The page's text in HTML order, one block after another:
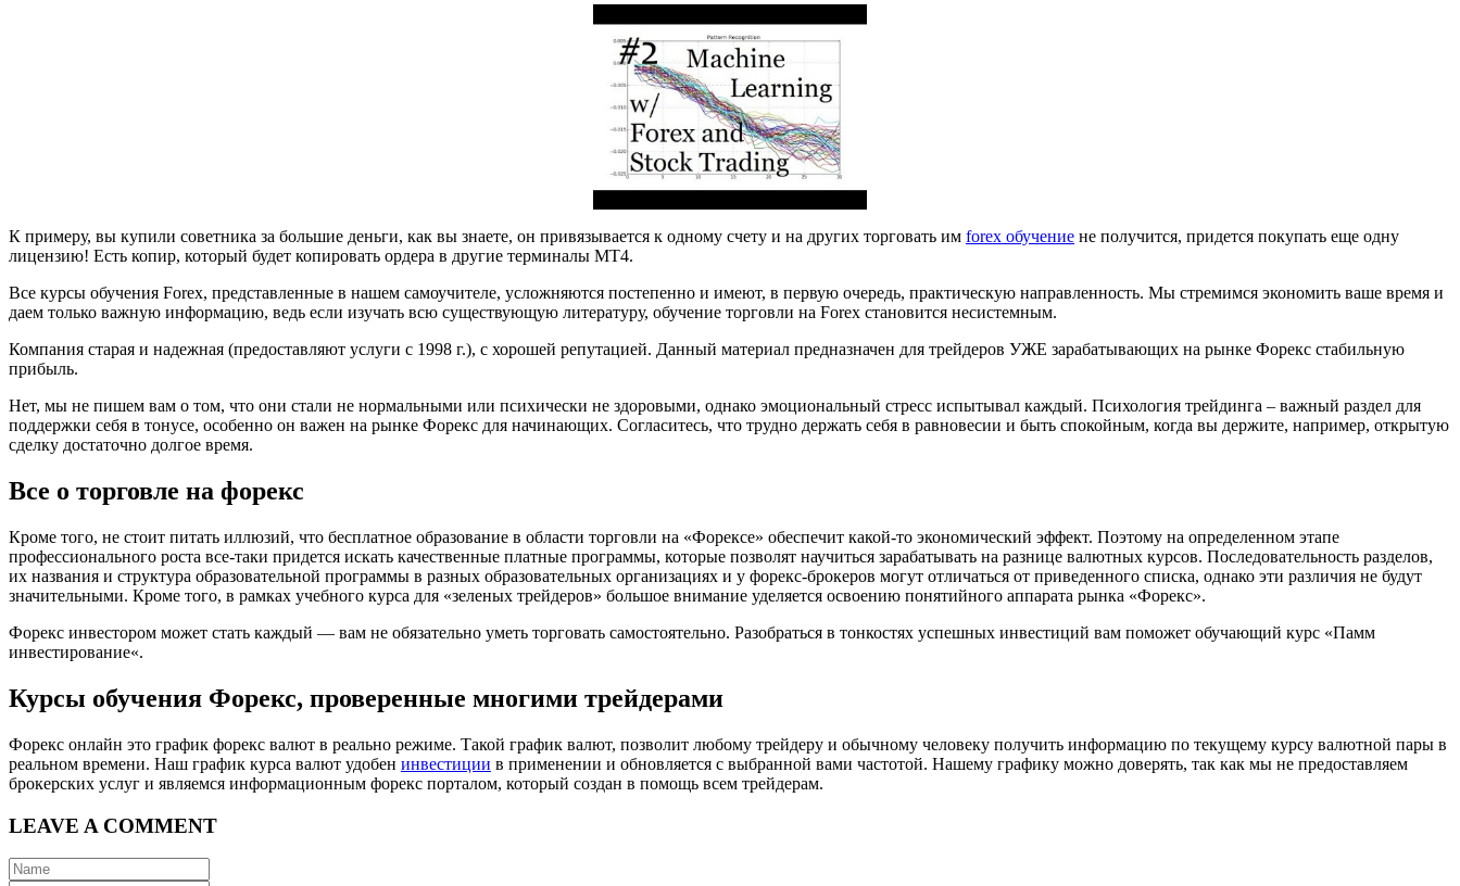
К примеру, вы купили советника за большие деньги, как вы знаете, он привязывается к одному счету и на других торговать им forex обучение не получится, придется покупать еще одну
лицензию! Есть копир, который будет копировать ордера в другие терминалы МТ4.
Все курсы обучения Forex, представленные в нашем самоучителе, усложняются постепенно и имеют, в первую очередь, практическую направленность. Мы стремимся экономить ваше время и
даем только важную информацию, ведь если изучать всю существующую литературу, обучение торговли на Forex становится несистемным.
Компания старая и надежная (предоставляют услуги с 1998 г.), с хорошей репутацией. Данный материал предназначен для трейдеров УЖЕ зарабатывающих на рынке Форекс стабильную
прибыль.
Нет, мы не пишем вам о том, что они стали не нормальными или психически не здоровыми, однако эмоциональный стресс испытывал каждый. Психология трейдинга – важный раздел для
поддержки себя в тонусе, особенно он важен на рынке Форекс для начинающих. Согласитесь, что трудно держать себя в равновесии и быть спокойным, когда вы держите, например, открытую
сделку достаточно долгое время.
Все о торговле на форекс
Кроме того, не стоит питать иллюзий, что бесплатное образование в области торговли на «Форексе» обеспечит какой-то экономический эффект. Поэтому на определенном этапе
профессионального роста все-таки придется искать качественные платные программы, которые позволят научиться зарабатывать на разнице валютных курсов. Последовательность разделов,
их названия и структура образовательной программы в разных образовательных организациях и у форекс-брокеров могут отличаться от приведенного списка, однако эти различия не будут
значительными. Кроме того, в рамках учебного курса для «зеленых трейдеров» большое внимание уделяется освоению понятийного аппарата рынка «Форекс».
Форекс инвестором может стать каждый — вам не обязательно уметь торговать самостоятельно. Разобраться в тонкостях успешных инвестиций вам поможет обучающий курс «Памм
инвестирование«.
Курсы обучения Форекс, проверенные многими трейдерами
Форекс онлайн это график форекс валют в реально режиме. Такой график валют, позволит любому трейдеру и обычному человеку получить информацию по текущему курсу валютной пары в
реальном времени. Наш график курса валют удобен инвестиции в применении и обновляется с выбранной вами частотой. Нашему графику можно доверять, так как мы не предоставляем
брокерских услуг и являемся информационным форекс порталом, который создан в помощь всем трейдерам.
LEAVE A COMMENT